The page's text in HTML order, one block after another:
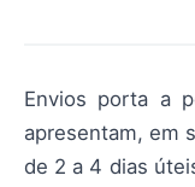
Envios porta a
apresentam, em
de 2 a 4 dias